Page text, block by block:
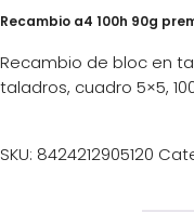
Recambio a4 100h 90g
Recambio de bloc en
taladros, cuadro 5×5,
SKU: 8424212905120